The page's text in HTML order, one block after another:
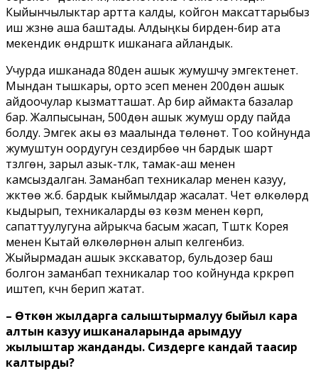
Кыйынчылыктар артта калды, койгон максаттарыбыз
иш жүзүнө аша баштады. Алдыңкы бирден-бир ата
мекендик өндүрүштүк ишканага айландык.
Учурда ишканада 80ден ашык жумушчу эмгектенет.
Мындан тышкары, орто эсеп менен 200дөн ашык
айдоочулар кызматташат. Ар бир аймакта базалар
бар. Жалпысынан, 500дөн ашык жумуш орду пайда
болду. Эмгек акы өз маалында төлөнөт. Тоо койнунда
жумуштун оордугун сездирбөө үчүн бардык шарт
түзүлгөн, зарыл азык-түлүк, тамак-аш менен
камсыздалган. Заманбап техникалар менен казуу,
жүктөө ж.б. бардык кыймылдар жасалат. Чет өлкөлөрдү
кыдырып, техникаларды өз көзүм менен көрүп,
сапаттуулугуна айрыкча басым жасап, Түштүк Корея
менен Кытай өлкөлөрүнөн алып келгенбиз.
Жыйырмадан ашык экскаватор, бульдозер баш
болгон заманбап техникалар тоо койнунда күркүрөп
иштеп, күчүн берип жатат.
– Өткөн жылдарга салыштырмалуу быйыл кара
алтын казуу ишканаларында арымдуу
жылыштар жанданды. Сиздерге кандай таасир
калтырды?